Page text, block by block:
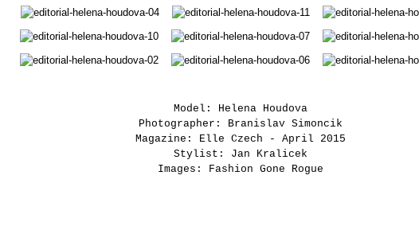
Model: Helena Houdova
Photographer: Branislav Simoncik
Magazine: Elle Czech - April 2015
Stylist: Jan Kralicek
Images: Fashion Gone Rogue